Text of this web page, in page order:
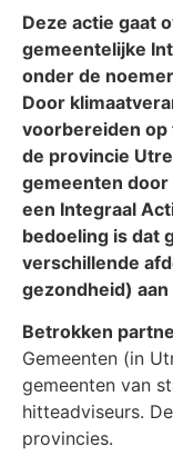
Deze actie gaat
gemeentelijke
onder de
Door
voorbereiden op
de provincie
gemeenten
een Integraal
bedoeling is dat
verschillende
gezondheid)
Betrokken
Gemeenten (in
gemeenten van
hitteadviseurs.
provincies.